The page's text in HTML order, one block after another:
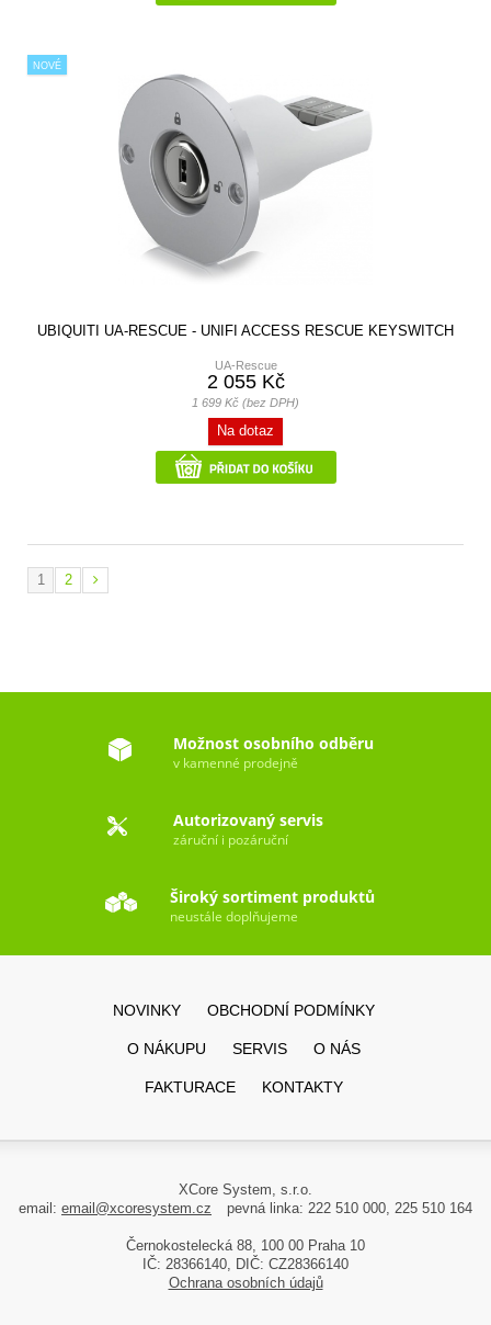
NOVÉ
UBIQUITI UA-RESCUE - UNIFI ACCESS RESCUE KEYSWITCH
UA-Rescue
2 055 Kč
1 699 Kč (bez DPH)
Na dotaz
1 2
Možnost osobního odběru
v kamenné prodejně
Autorizovaný servis
záruční i pozáruční
Široký sortiment produktů
neustále doplňujeme
NOVINKY OBCHODNÍ PODMÍNKY
O NÁKUPU SERVIS O NÁS
FAKTURACE KONTAKTY
XCore System, s.r.o.
email: email@xcoresystem.cz pevná linka: 222 510 000, 225 510 164
Černokostelecká 88, 100 00 Praha 10
IČ: 28366140, DIČ: CZ28366140
Ochrana osobních údajů